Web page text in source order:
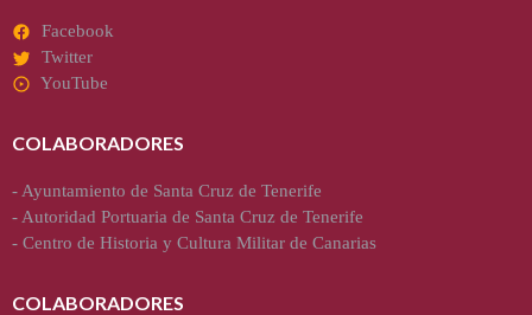
Facebook
Twitter
YouTube
COLABORADORES
- Ayuntamiento de Santa Cruz de Tenerife
- Autoridad Portuaria de Santa Cruz de Tenerife
- Centro de Historia y Cultura Militar de Canarias
COLABORADORES